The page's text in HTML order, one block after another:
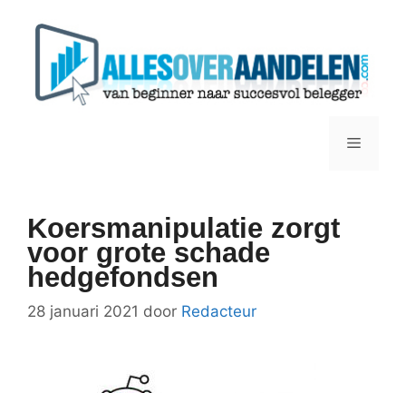
Menu
Koersmanipulatie zorgt
voor grote schade
hedgefondsen
28 januari 2021 door Redacteur